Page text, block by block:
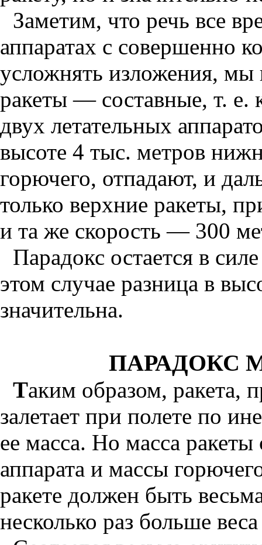
Заметим, что речь все
аппаратах с совершенно
усложнять изложения, мы
ракеты — составные, т. е.
двух летательных
высоте 4 тыс. метров
горючего, отпадают, и
только верхние ракеты,
и та же скорость — 300
Парадокс остается в
этом случае разница в
значительна.
ПАРАДОКС
Таким образом, ракета,
залетает при полете по
ее масса. Но масса
аппарата и массы
ракете должен быть
несколько раз больше